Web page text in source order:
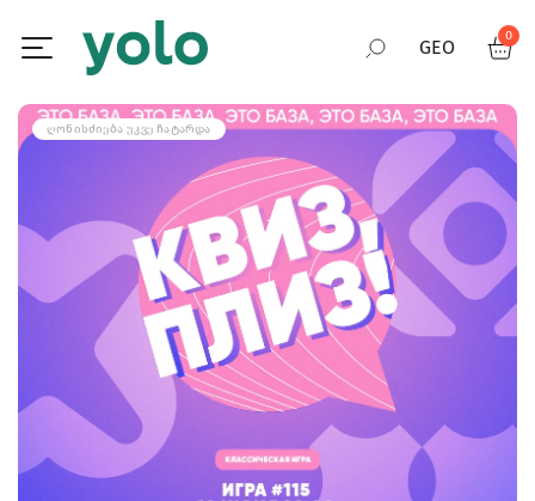
GEO
RUS
ENG
0
ᲦᲝᲜᲘᲡᲫᲘᲔᲑᲐ ᲣᲙᲕᲔ ᲩᲐᲢᲐᲠᲓᲐ